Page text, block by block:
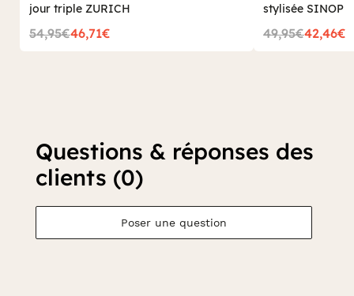
jour triple ZURICH
54,95€46,71€
stylisée SINOP
49,95€42,46€
Questions & réponses des
clients (0)
Poser une question